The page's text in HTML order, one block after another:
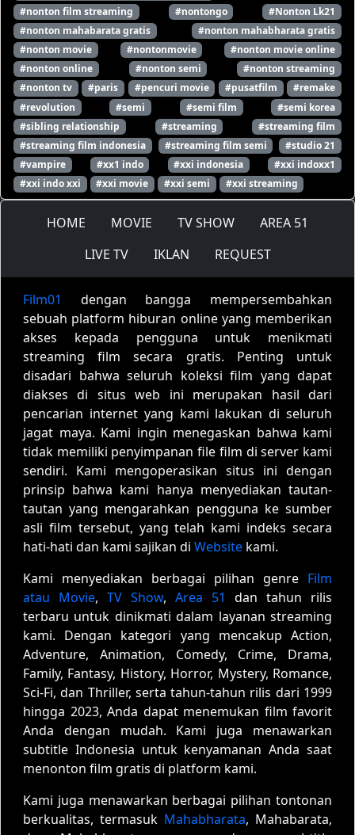
#nonton film streaming
#nontongo
#Nonton Lk21
#nonton mahabarata gratis
#nonton mahabharata gratis
#nonton movie
#nontonmovie
#nonton movie online
#nonton online
#nonton semi
#nonton streaming
#nonton tv
#paris #pencuri movie #pusatfilm
#remake
#revolution
#semi #semi film
#semi korea
#sibling relationship
#streaming
#streaming film
#streaming film indonesia
#streaming film semi
#studio 21
#vampire
#xx1 indo #xxi indonesia
#xxi indoxx1
#xxi indo xxi
#xxi movie #xxi semi #xxi streaming
HOME MOVIE TV SHOW
AREA 51
LIVE TV
IKLAN REQUEST
Film01
dengan bangga mempersembahkan
sebuah platform hiburan online yang memberikan
akses kepada pengguna untuk menikmati
streaming film secara gratis. Penting untuk
disadari bahwa seluruh koleksi film yang dapat
diakses di situs web ini merupakan hasil dari
pencarian internet yang kami lakukan di seluruh
jagat maya. Kami ingin menegaskan bahwa kami
tidak memiliki penyimpanan file film di server kami
sendiri. Kami mengoperasikan situs ini dengan
prinsip bahwa kami hanya menyediakan tautan-
tautan yang mengarahkan pengguna ke sumber
asli film tersebut, yang telah kami indeks secara
hati-hati dan kami sajikan di Website kami.
Kami menyediakan berbagai pilihan genre Film
atau Movie, TV Show, Area 51
dan tahun rilis
terbaru untuk dinikmati dalam layanan streaming
kami. Dengan kategori yang mencakup Action,
Adventure, Animation, Comedy, Crime, Drama,
Family, Fantasy, History, Horror, Mystery, Romance,
Sci-Fi, dan Thriller, serta tahun-tahun rilis dari 1999
hingga 2023, Anda dapat menemukan film favorit
Anda dengan mudah. Kami juga menawarkan
subtitle Indonesia untuk kenyamanan Anda saat
menonton film gratis di platform kami.
Kami juga menawarkan berbagai pilihan tontonan
berkualitas, termasuk Mahabharata, Mahabarata,